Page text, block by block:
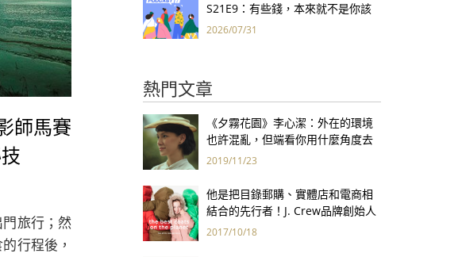
師馬賽
旅行；然
行程後，
S21E9：有些錢，本來就不是你該
賺的——讀《一個投機者的告白》
2026/07/31
熱門文章
《夕霧花園》李心潔：外在的環境
也許混亂，但端看你用什麼角度去
看世界
2019/11/23
他是把目錄郵購、實體店和電商相
結合的先行者！J. Crew品牌創始人
Arthur Cinader去世，享年90歲
2017/10/18